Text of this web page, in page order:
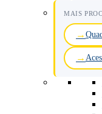
MAIS